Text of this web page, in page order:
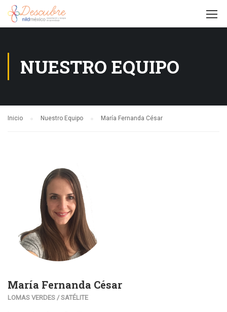
NUESTRO EQUIPO
Inicio Nuestro Equipo María Fernanda César
María Fernanda César
LOMAS VERDES / SATÉLITE